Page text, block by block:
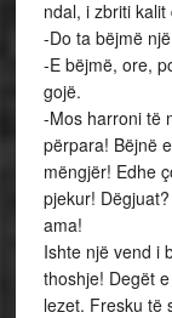
ndal, i zbriti
-Do ta bëjmë
-E bëjmë, ore,
gojë.
-Mos harroni të
përpara! Bëjnë
mëngjër! Edhe
pjekur!
ama!
Ishte një vend i
thoshje! Degët
lezet. Fresku të